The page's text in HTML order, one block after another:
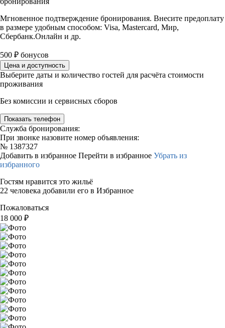
Мгновенное подтверждение бронирования. Внесите предоплату
в размере удобным способом: Visa, Mastercard, Мир,
Сбербанк.Онлайн и др.
500 ₽ бонусов
Цена и доступность
Выберите даты и количество гостей для расчёта стоимости
проживания
Без комиссии и сервисных сборов
Показать телефон
Служба бронирования:
При звонке назовите номер объявления:
№ 1387327
Добавить в избранное Перейти в избранное Убрать из
избранного
Гостям нравится это жильё
22 человека добавили его в Избранное
Пожаловаться
18 000 ₽